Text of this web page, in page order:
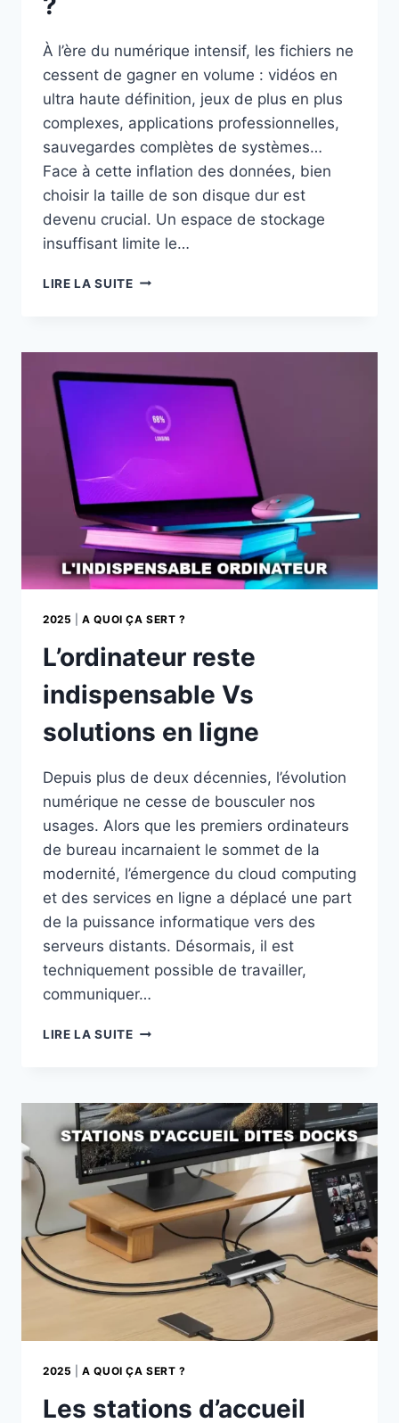
À l’ère du numérique intensif, les fichiers ne
cessent de gagner en volume : vidéos en
ultra haute définition, jeux de plus en plus
complexes, applications professionnelles,
sauvegardes complètes de systèmes…
Face à cette inflation des données, bien
choisir la taille de son disque dur est
devenu crucial. Un espace de stockage
insuffisant limite le…
LIRE LA SUITEQUELLE
IL
ACHETER
LES
USAGES
2025 |A QUOI ÇA SERT ?
L’ordinateur reste
indispensable Vs
solutions en ligne
Depuis plus de deux décennies, l’évolution
numérique ne cesse de bousculer nos
usages. Alors que les premiers ordinateurs
de bureau incarnaient le sommet de la
modernité, l’émergence du cloud computing
et des services en ligne a déplacé une part
de la puissance informatique vers des
serveurs distants. Désormais, il est
techniquement possible de travailler,
communiquer…
LIRE LA SUITEL’ORDINATEUR
SOLUTIONS
EN
LIGNE
2025 |A QUOI ÇA SERT ?
Les stations d’accueil